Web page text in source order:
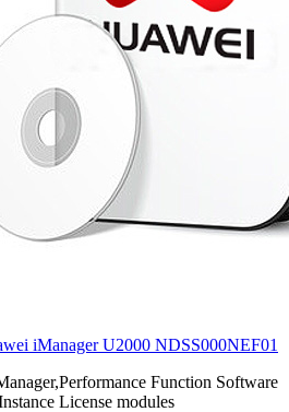
iManager U2000 NDSS000NEF01
Function Software
License modules